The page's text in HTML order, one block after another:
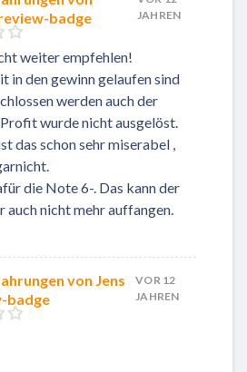
JAHREN
weiter empfehlen!
in den gewinn gelaufen sind
werden auch der
wurde nicht ausgelöst.
das schon sehr miserabel ,
die Note 6-. Das kann der
auch nicht mehr auffangen.
von Jens
VOR 12
JAHREN